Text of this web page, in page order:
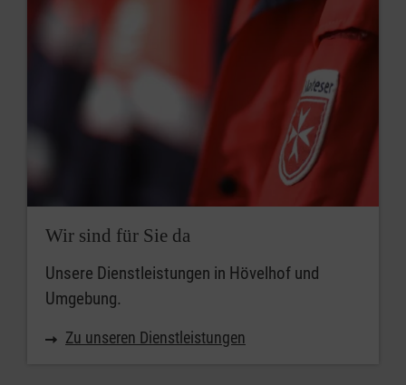
Wir sind für Sie da
Unsere Dienstleistungen in Hövelhof und
Umgebung.
Zu unseren Dienstleistungen